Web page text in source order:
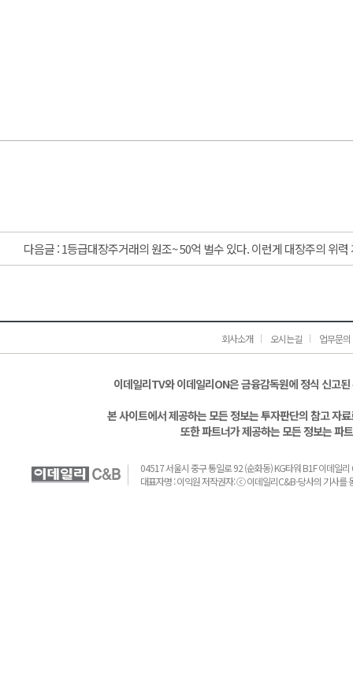
다음글 :1등급대장주거래의 원조~ 50억 벌수 있다. 이런게 대장주의 위
회사소개 오시는길 업무문의
이데일리TV와 이데일리ON은 금융감독원에 정식 신고
본 사이트에서 제공하는 모든 정보는 투자판단의 참고 자
또한 파트너가 제공하는 모든 정보는 파
04517 서울시 중구 통일로 92 (순화동) KG타워 B1F 이데일
대표자명 : 이익원 저작권자: ⓒ 이데일리C&B-당사의 기사를